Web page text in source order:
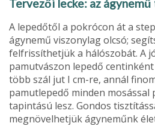
Tervezői lecke: az
A lepedőtől a pokrócon át a
ágynemű viszonylag olcsó;
felfrissíthetjük a hálószobát. A
pamutvászon lepedő
több szál jut I cm-re, annál
pamutlepedő minden mosással
tapintású lesz. Gondos
megnövelhetjük ágyneműnk